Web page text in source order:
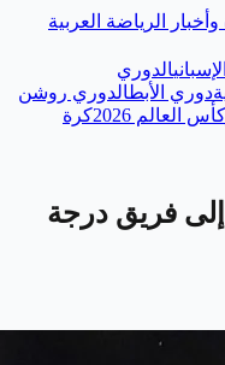
الرياضة العربية
الدوري
دوري الأبطالدوري روشن
كأس العالم 2026
كرة
إلى فريق درجة